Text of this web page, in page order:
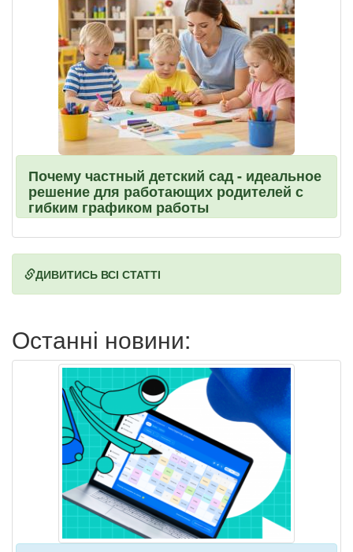
Почему частный детский сад - идеальное
решение для работающих родителей с
гибким графиком работы
ДИВИТИСЬ ВСІ СТАТТІ
Останні новини: